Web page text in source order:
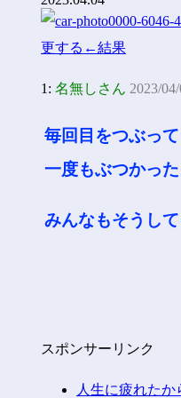
1: 名無しさん 2023/
毎回目をつぶっ
一度もぶつかっ
みんなもそうし
スポンサーリンク
人生に疲れた